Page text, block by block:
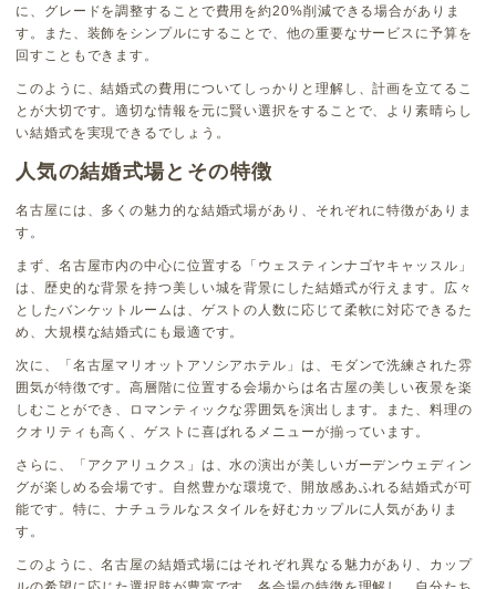
に、グレードを調整することで費用を約20%削減できる場合がありま
す。また、装飾をシンプルにすることで、他の重要なサービスに予算を
回すこともできます。
このように、結婚式の費用についてしっかりと理解し、計画を立てるこ
とが大切です。適切な情報を元に賢い選択をすることで、より素晴らし
い結婚式を実現できるでしょう。
人気の結婚式場とその特徴
名古屋には、多くの魅力的な結婚式場があり、それぞれに特徴がありま
す。
まず、名古屋市内の中心に位置する「ウェスティンナゴヤキャッスル」
は、歴史的な背景を持つ美しい城を背景にした結婚式が行えます。広々
としたバンケットルームは、ゲストの人数に応じて柔軟に対応できるた
め、大規模な結婚式にも最適です。
次に、「名古屋マリオットアソシアホテル」は、モダンで洗練された雰
囲気が特徴です。高層階に位置する会場からは名古屋の美しい夜景を楽
しむことができ、ロマンティックな雰囲気を演出します。また、料理の
クオリティも高く、ゲストに喜ばれるメニューが揃っています。
さらに、「アクアリュクス」は、水の演出が美しいガーデンウェディン
グが楽しめる会場です。自然豊かな環境で、開放感あふれる結婚式が可
能です。特に、ナチュラルなスタイルを好むカップルに人気がありま
す。
このように、名古屋の結婚式場にはそれぞれ異なる魅力があり、カップ